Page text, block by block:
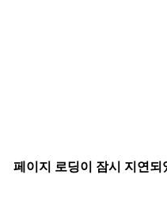
페이지 로딩이 잠시 지연